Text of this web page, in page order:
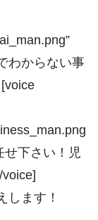
わからない事
せ下さい！児
します！